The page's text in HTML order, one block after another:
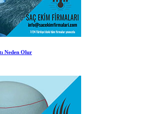
Neden Olur